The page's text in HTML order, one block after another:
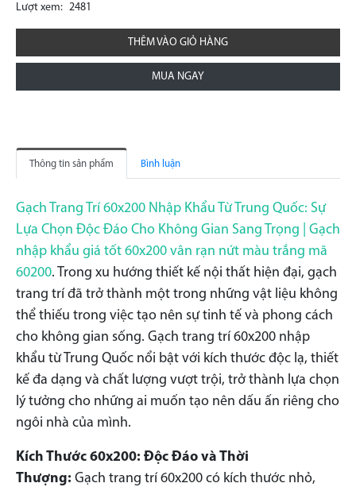
Lượt xem: 2481
THÊM VÀO GIỎ HÀNG
MUA NGAY
Thông tin sản phẩm Bình luận
Gạch Trang Trí 60x200 Nhập Khẩu Từ Trung Quốc: Sự
Lựa Chọn Độc Đáo Cho Không Gian Sang Trọng | Gạch
nhập khẩu giá tốt 60x200 vân rạn nứt màu trắng mã
60200. Trong xu hướng thiết kế nội thất hiện đại, gạch
trang trí đã trở thành một trong những vật liệu không
thể thiếu trong việc tạo nên sự tinh tế và phong cách
cho không gian sống. Gạch trang trí 60x200 nhập
khẩu từ Trung Quốc nổi bật với kích thước độc lạ, thiết
kế đa dạng và chất lượng vượt trội, trở thành lựa chọn
lý tưởng cho những ai muốn tạo nên dấu ấn riêng cho
ngôi nhà của mình.
Kích Thước 60x200: Độc Đáo và Thời
Thượng: Gạch trang trí 60x200 có kích thước nhỏ,